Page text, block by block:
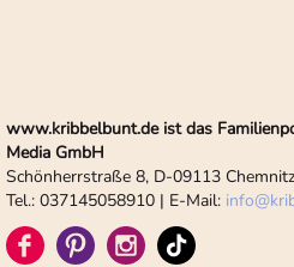
www.kribbelbunt.de ist das
Media GmbH
Schönherrstraße 8, D-09113 Chemnitz
Tel.: 037145058910 | E-Mail: info@